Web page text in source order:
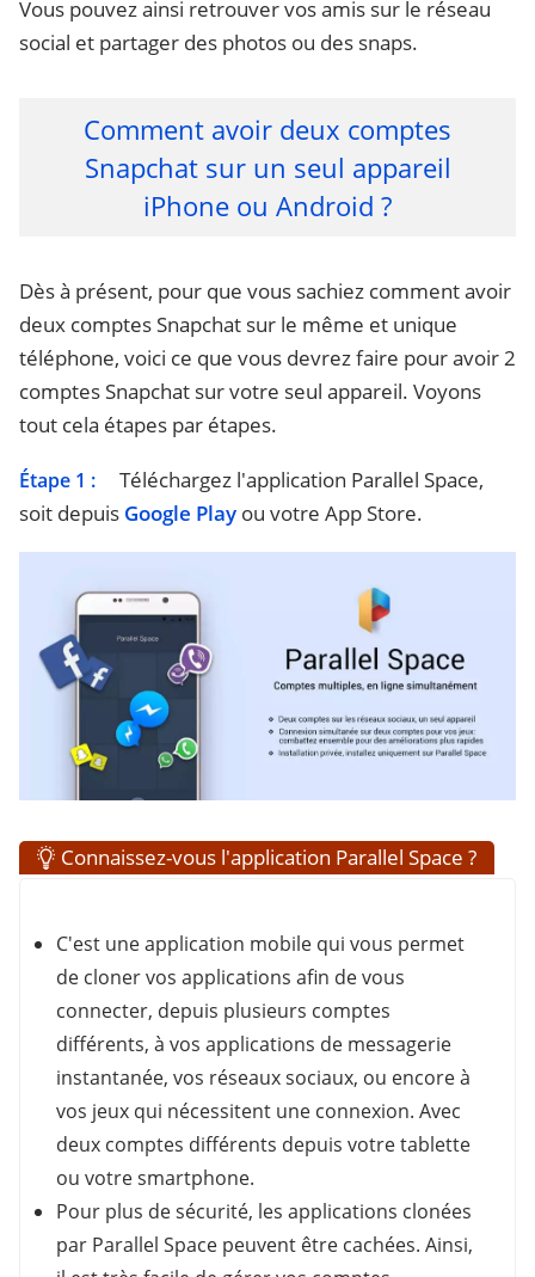
Vous pouvez ainsi retrouver vos amis sur le réseau
social et partager des photos ou des snaps.
Comment avoir deux comptes
Snapchat sur un seul appareil
iPhone ou Android ?
Dès à présent, pour que vous sachiez comment avoir
deux comptes Snapchat sur le même et unique
téléphone, voici ce que vous devrez faire pour avoir 2
comptes Snapchat sur votre seul appareil. Voyons
tout cela étapes par étapes.
Étape 1 :
Téléchargez l'application Parallel Space,
soit depuis Google Play ou votre App Store.
Connaissez-vous l'application Parallel Space ?
C'est une application mobile qui vous permet
de cloner vos applications afin de vous
connecter, depuis plusieurs comptes
différents, à vos applications de messagerie
instantanée, vos réseaux sociaux, ou encore à
vos jeux qui nécessitent une connexion. Avec
deux comptes différents depuis votre tablette
ou votre smartphone.
Pour plus de sécurité, les applications clonées
par Parallel Space peuvent être cachées. Ainsi,